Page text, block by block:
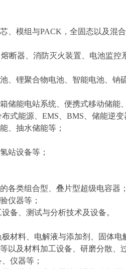
、 模组与PACK ， 全固态以及混
断器、消防灭火装置、电池监控
、锂聚合物电池、智能电池、钠
储能电站系统、便携式移动储能
式能源、EMS、BMS、储能逆
、抽水储能等；
站设备等；
各类组合型、叠片型超级电容器；
仪器等；
备、测试与分析技术及设备。
材料、电解液与添加剂、
固体电
以及材料加工设备、 研磨分散、
仪器等；